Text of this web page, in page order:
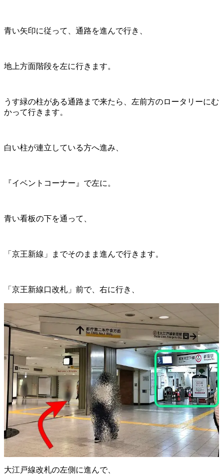
青い矢印に従って、通路を進んで行き、
地上方面階段を左に行きます。
うす緑の柱がある通路まで来たら、左前方のロータリーにむ
かって行きます。
白い柱が連立している方へ進み、
『イベントコーナー』で左に。
青い看板の下を通って、
「京王新線」までそのまま進んで行きます。
「京王新線口改札」前で、右に行き、
大江戸線改札の左側に進んで、